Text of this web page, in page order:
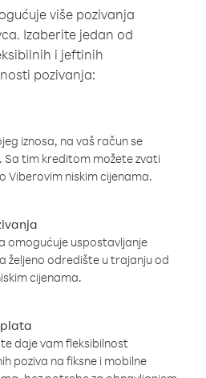
više pozivanja
Izaberite jedan od
i jeftinih
pozivanja:
iznosa, na vaš račun se
tim kreditom možete zvati
Viberovim niskim cijenama.
omogućuje uspostavljanje
željeno odredište u trajanju od
cijenama.
daje vam fleksibilnost
poziva na fiksne i mobilne